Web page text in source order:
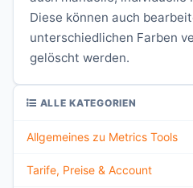
Diese können auch
unterschiedlichen Farben
gelöscht werden.
ALLE KATEGORIEN
Allgemeines zu Metrics Tools
Tarife, Preise & Account